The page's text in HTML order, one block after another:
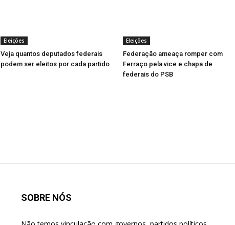
Eleições
Veja quantos deputados federais
podem ser eleitos por cada partido
Eleições
Federação ameaça romper com
Ferraço pela vice e chapa de
federais do PSB
SOBRE NÓS